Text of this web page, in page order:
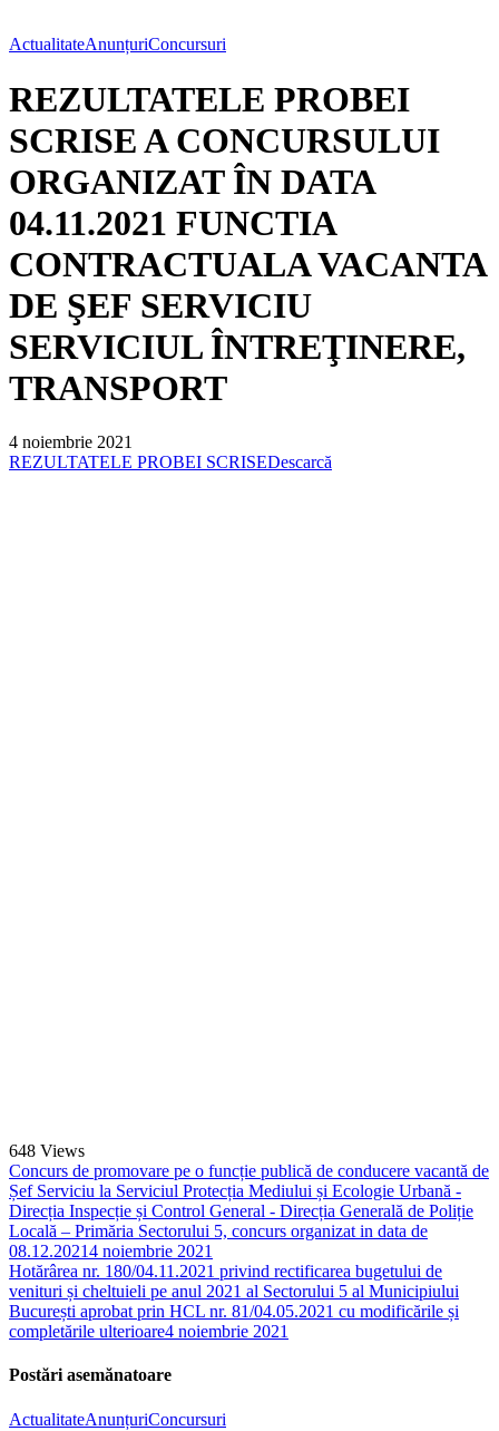
ActualitateAnunțuriConcursuri
REZULTATELE PROBEI
SCRISE A CONCURSULUI
ORGANIZAT ÎN DATA
04.11.2021 FUNCTIA
CONTRACTUALA VACANTA
DE ŞEF SERVICIU
SERVICIUL ÎNTREŢINERE,
TRANSPORT
4 noiembrie 2021
REZULTATELE PROBEI SCRISEDescarcă
648 Views
Concurs de promovare pe o funcție publică de conducere vacantă de
Șef Serviciu la Serviciul Protecția Mediului și Ecologie Urbană -
Direcția Inspecție și Control General - Direcția Generală de Poliție
Locală – Primăria Sectorului 5, concurs organizat in data de
08.12.20214 noiembrie 2021
Hotărârea nr. 180/04.11.2021 privind rectificarea bugetului de
venituri și cheltuieli pe anul 2021 al Sectorului 5 al Municipiului
București aprobat prin HCL nr. 81/04.05.2021 cu modificările și
completările ulterioare4 noiembrie 2021
Postări asemănatoare
ActualitateAnunțuriConcursuri